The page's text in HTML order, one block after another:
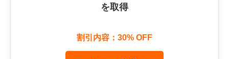
を取得
割引内容：30% OFF